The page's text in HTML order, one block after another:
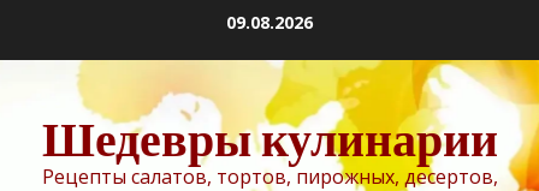
содержимому
09.08.2026
Шедевры кулинарии
Рецепты салатов, тортов, пирожных, десертов,